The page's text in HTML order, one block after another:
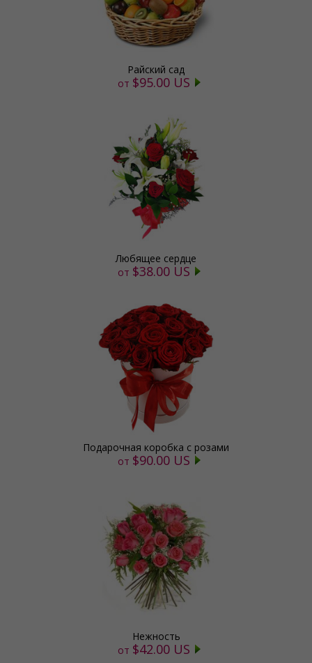
Райский сад
от $95.00 US
Любящее сердце
от $38.00 US
Подарочная коробка с розами
от $90.00 US
Нежность
от $42.00 US